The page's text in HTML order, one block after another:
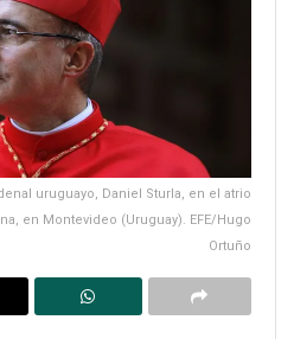
uruguayo, Daniel Sturla, en el atrio
en Montevideo (Uruguay). EFE/Hugo
Ortuño